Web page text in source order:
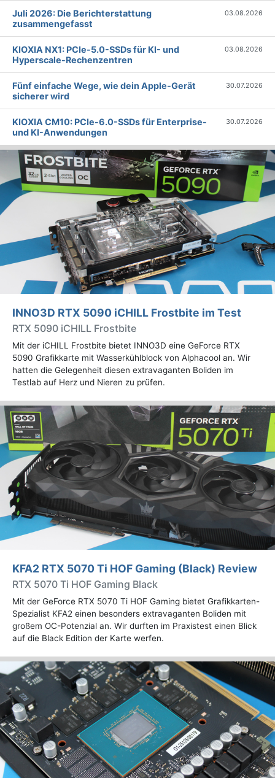
Juli 2026: Die Bericht­erstattung
zusammengefasst
03.08.2026
KIOXIA NX1: PCIe-5.0-SSDs für KI- und
Hyperscale-Rechenzentren
03.08.2026
Fünf einfache Wege, wie dein Apple-Gerät
sicherer wird
30.07.2026
KIOXIA CM10: PCIe-6.0-SSDs für Enterprise-
und KI-Anwendungen
30.07.2026
INNO3D RTX 5090 iCHILL Frostbite im Test
RTX 5090 iCHILL Frostbite
Mit der iCHILL Frostbite bietet INNO3D eine GeForce RTX
5090 Grafikkarte mit Wasserkühlblock von Alphacool an. Wir
hatten die Gelegenheit diesen extravaganten Boliden im
Testlab auf Herz und Nieren zu prüfen.
KFA2 RTX 5070 Ti HOF Gaming (Black) Review
RTX 5070 Ti HOF Gaming Black
Mit der GeForce RTX 5070 Ti HOF Gaming bietet Grafikkarten-
Spezialist KFA2 einen besonders extravaganten Boliden mit
großem OC-Potenzial an. Wir durften im Praxistest einen Blick
auf die Black Edition der Karte werfen.